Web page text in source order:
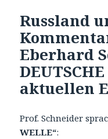
Russland
Eberhard
aktuellen
Prof. Schneider
WELLE“: